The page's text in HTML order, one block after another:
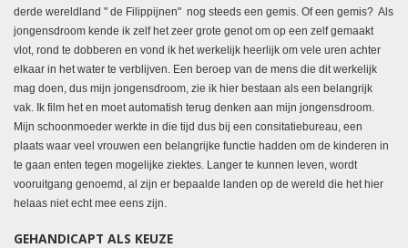
derde wereldland " de Filippijnen" nog steeds een gemis. Of een gemis? Als
jongensdroom kende ik zelf het zeer grote genot om op een zelf gemaakt
vlot, rond te dobberen en vond ik het werkelijk heerlijk om vele uren achter
elkaar in het water te verblijven. Een beroep van de mens die dit werkelijk
mag doen, dus mijn jongensdroom, zie ik hier bestaan als een belangrijk
vak. Ik film het en moet automatish terug denken aan mijn jongensdroom.
Mijn schoonmoeder werkte in die tijd dus bij een consitatiebureau, een
plaats waar veel vrouwen een belangrijke functie hadden om de kinderen in
te gaan enten tegen mogelijke ziektes. Langer te kunnen leven, wordt
vooruitgang genoemd, al zijn er bepaalde landen op de wereld die het hier
helaas niet echt mee eens zijn.
GEHANDICAPT ALS KEUZE